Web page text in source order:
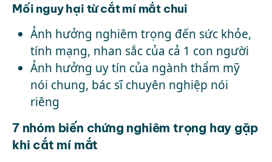
Mối nguy hại từ cắt mí mắt chui
Ảnh hưởng nghiêm trọng đến sức khỏe,
tính mạng, nhan sắc của cả 1 con người
Ảnh hưởng uy tín của ngành thẩm mỹ
nói chung, bác sĩ chuyên nghiệp nói
riêng
7 nhóm biến chứng nghiêm trọng hay gặp
khi cắt mí mắt